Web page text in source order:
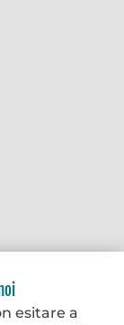
esitare a